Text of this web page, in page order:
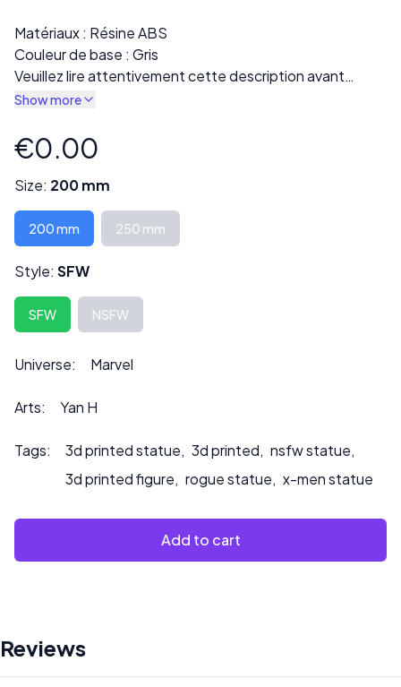
Description
Matériaux : Résine ABS
Couleur de base : Gris
Veuillez lire attentivement cette description avant
l’achat !
variations sont disponibles dans la section « Style », y
compris des versions entièrement vêtues ou nues.
Chaque impression est soigneusement inspectée pour
l’expédition.
Certains modèles peuvent être livrés en plusieurs parties
et nécessiter un assemblage.
La hauteur peut être personnalisée sur demande, ce qui
peut également influencer le prix.
Veuillez nous contacter à ***
souhaitez que nous peignions le produit.
Show more
Product information
€0.00
Size: 200 mm
200 mm 250 mm
Style: SFW
SFW NSFW
Universe: Marvel
Arts: Yan H
Tags: 3d printed statue, 3d printed, nsfw statue,
3d printed figure, rogue statue, x-men statue
Add to cart
Reviews